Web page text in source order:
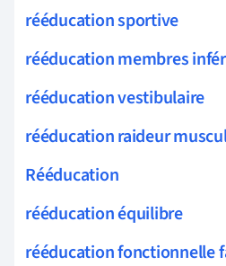
rééducation sportive
rééducation membres
rééducation vestibulaire
rééducation raideur
Rééducation
rééducation équilibre
rééducation fonctionnelle